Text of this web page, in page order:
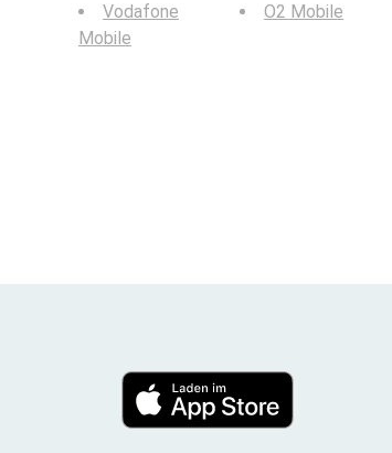
Vodafone
Mobile
O2 Mobile